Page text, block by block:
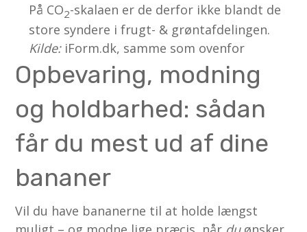
På CO2-skalaen er de derfor ikke blandt de
store syndere i frugt- & grøntafdelingen.
Kilde:iForm.dk, samme som ovenfor
Opbevaring, modning
og holdbarhed: sådan
får du mest ud af dine
bananer
Vil du have bananerne til at holde længst